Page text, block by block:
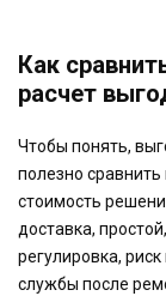
Как
расчет
Чтобы понять,
полезно
стоимость
доставка,
регулировка,
службы после